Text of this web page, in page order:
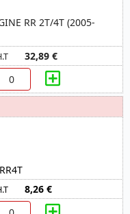
RR 2T/4T (2005-
32,89 €
8,26 €